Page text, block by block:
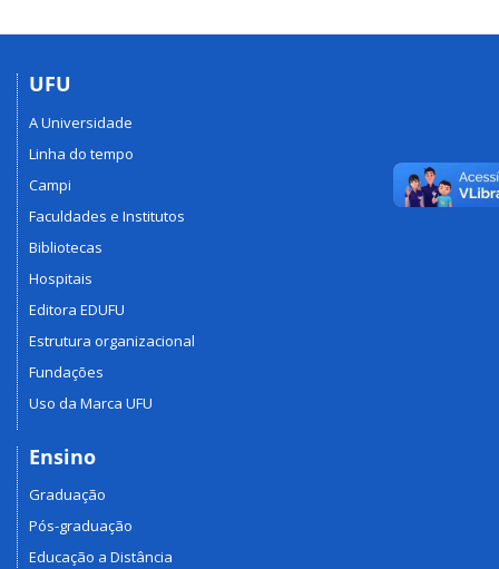
UFU
A Universidade
Linha do tempo
Campi
Faculdades e Institutos
Bibliotecas
Hospitais
Editora EDUFU
Estrutura organizacional
Fundações
Uso da Marca UFU
Ensino
Graduação
Pós-graduação
Educação a Distância